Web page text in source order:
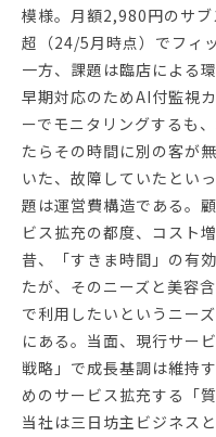
模様。月額2,980円のサ
超（24/5月時点）でフィ
一方、課題は臨店による
早期対応のためAI付監視
ーでモニタリングするも
たらその時間に別の客が
いた、故障していたとい
題は運営費構造である。
ビス拡充の都度、コスト
昔、「すきま時間」の有
たが、そのニーズと美容
で利用したいというニー
にある。当面、現行サー
戦略」で成長基調は維持
めのサービス拡充する「
当社は三日坊主ビジネス